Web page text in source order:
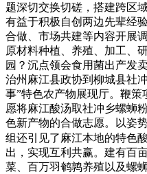
题深切交换切磋，搭建跨区
有益于积极自创两边先辈经
合做、市场共建等内容开展
原材料种植、养殖、加工、
园？沉点领会食用菌出产发
治州麻江县政协到柳城县社
事”特色农产物展现厅。鞭
愿将麻江酸汤取社冲乡螺蛳
色新产物的合做志愿。以姿
组还引见了麻江本地的特色
出，实现互利共赢。建有百
菜、百万羽鹌鹑养殖以及螺